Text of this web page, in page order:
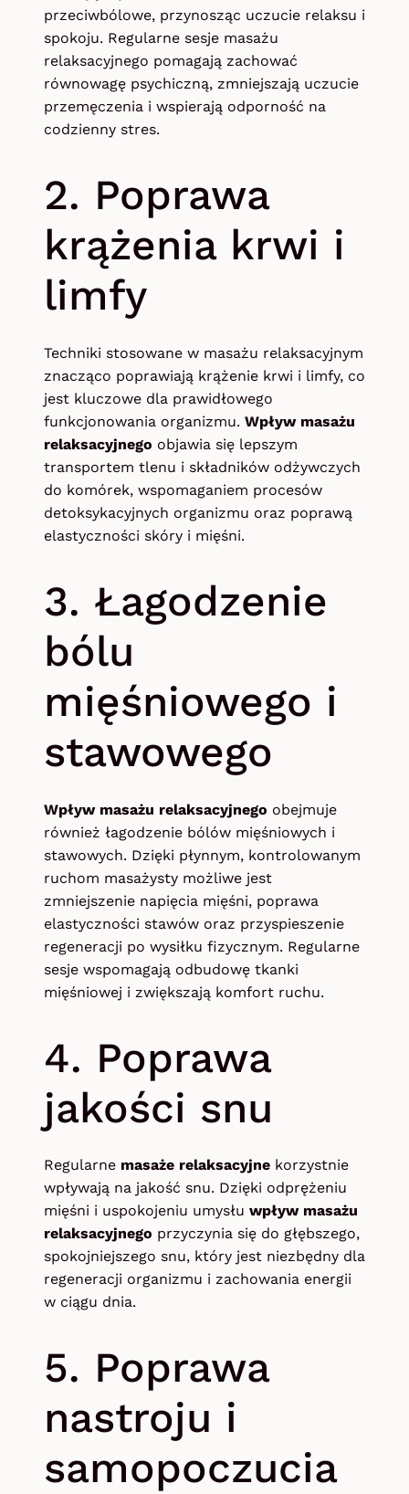
przeciwbólowe, przynosząc uczucie relaksu i
spokoju. Regularne sesje masażu
relaksacyjnego pomagają zachować
równowagę psychiczną, zmniejszają uczucie
przemęczenia i wspierają odporność na
codzienny stres.
2. Poprawa
krążenia krwi i
limfy
Techniki stosowane w masażu relaksacyjnym
znacząco poprawiają krążenie krwi i limfy, co
jest kluczowe dla prawidłowego
funkcjonowania organizmu. Wpływ masażu
relaksacyjnego objawia się lepszym
transportem tlenu i składników odżywczych
do komórek, wspomaganiem procesów
detoksykacyjnych organizmu oraz poprawą
elastyczności skóry i mięśni.
3. Łagodzenie
bólu
mięśniowego i
stawowego
Wpływ masażu relaksacyjnego obejmuje
również łagodzenie bólów mięśniowych i
stawowych. Dzięki płynnym, kontrolowanym
ruchom masażysty możliwe jest
zmniejszenie napięcia mięśni, poprawa
elastyczności stawów oraz przyspieszenie
regeneracji po wysiłku fizycznym. Regularne
sesje wspomagają odbudowę tkanki
mięśniowej i zwiększają komfort ruchu.
4. Poprawa
jakości snu
Regularne masaże relaksacyjne korzystnie
wpływają na jakość snu. Dzięki odprężeniu
mięśni i uspokojeniu umysłu wpływ masażu
relaksacyjnego przyczynia się do głębszego,
spokojniejszego snu, który jest niezbędny dla
regeneracji organizmu i zachowania energii
w ciągu dnia.
5. Poprawa
nastroju i
samopoczucia